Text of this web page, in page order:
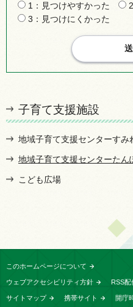
1：見つけやすかった
3：見つけにくかった
子育て支援施設
地域子育て支援センターすみ
地域子育て支援センターたん
こども広場
このホームページについて
ウェブアクセシビリティ方針 RSS配
サイトマップ 携帯サイト 開庁